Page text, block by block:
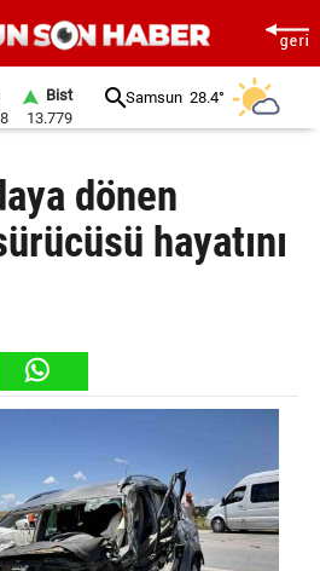
Bist
13.779
Samsun 28.4°
dönen
hayatını